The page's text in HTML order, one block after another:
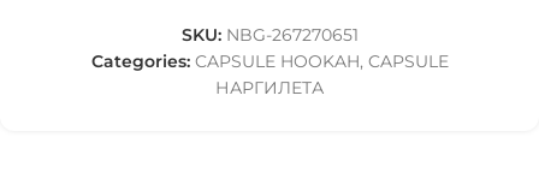
SKU: NBG-267270651
Categories: CAPSULE HOOKAH, CAPSULE
НАРГИЛЕТА